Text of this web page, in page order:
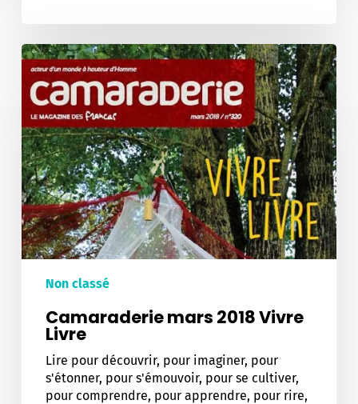
Camaraderie
mars
2018
Vivre
Livre
Non classé
Camaraderie mars 2018 Vivre
Livre
Lire pour découvrir, pour imaginer, pour
s'étonner, pour s'émouvoir, pour se cultiver,
pour comprendre, pour apprendre, pour rire,